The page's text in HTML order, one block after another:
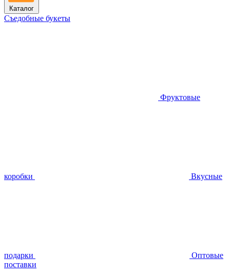
Каталог
Съедобные букеты
Фруктовые
коробки Вкусные
подарки
Оптовые
поставки